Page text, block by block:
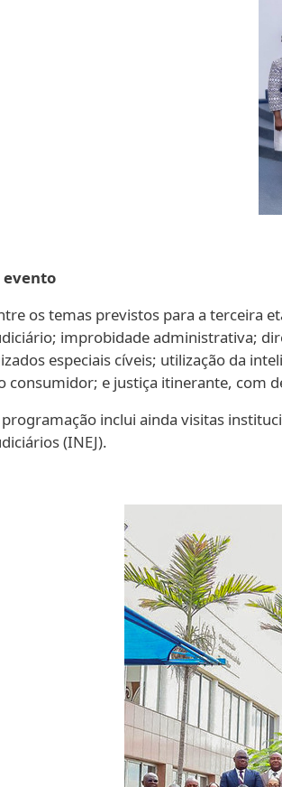
evento
os temas previstos para a terceira
improbidade administrativa;
especiais cíveis; utilização da
consumidor; e justiça itinerante, com
inclui ainda visitas
(INEJ).